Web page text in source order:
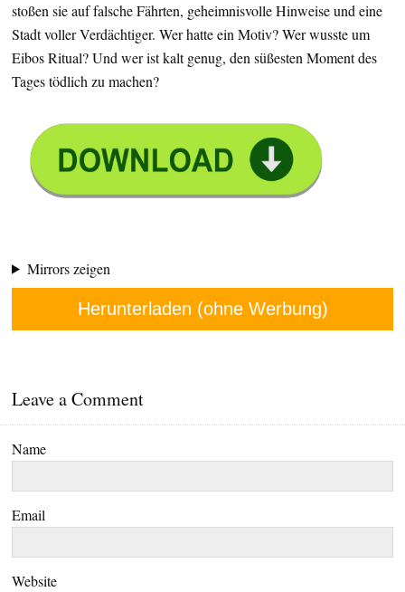
stoßen sie auf falsche Fährten, geheimnisvolle Hinweise und eine
Stadt voller Verdächtiger. Wer hatte ein Motiv? Wer wusste um
Eibos Ritual? Und wer ist kalt genug, den süßesten Moment des
Tages tödlich zu machen?
Mirrors zeigen
Herunterladen (ohne Werbung)
Leave a Comment
Name
Email
Website